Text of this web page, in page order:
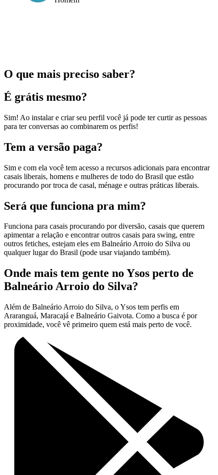
O que mais preciso saber?
É grátis mesmo?
Sim! Ao instalar e criar seu perfil você já pode ter curtir as pessoas
para ter conversas ao combinarem os perfis!
Tem a versão paga?
Sim e com ela você tem acesso a recursos adicionais para encontrar
casais liberais, homens e mulheres de todo do Brasil que estão
procurando por troca de casal, ménage e outras práticas liberais.
Será que funciona pra mim?
Funciona para casais procurando por diversão, casais que querem
apimentar a relação e encontrar outros casais para swing, entre
outros fetiches, estejam eles em Balneário Arroio do Silva ou
qualquer lugar do Brasil (pode usar viajando também).
Onde mais tem gente no Ysos perto de
Balneário Arroio do Silva?
Além de Balneário Arroio do Silva, o Ysos tem perfis em
Araranguá, Maracajá e Balneário Gaivota. Como a busca é por
proximidade, você vê primeiro quem está mais perto de você.